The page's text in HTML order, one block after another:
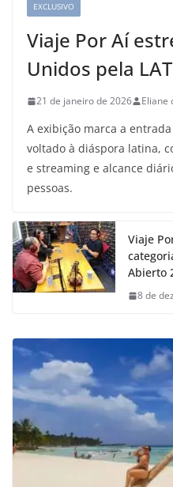
EXCLUSIVO
Viaje Por Aí
Unidos pela
21 de janeiro de 2026 Eliane
A exibição marca a
voltado à diáspora latina,
e streaming e alcance
pessoas.
Viaje
Abierto
8 de